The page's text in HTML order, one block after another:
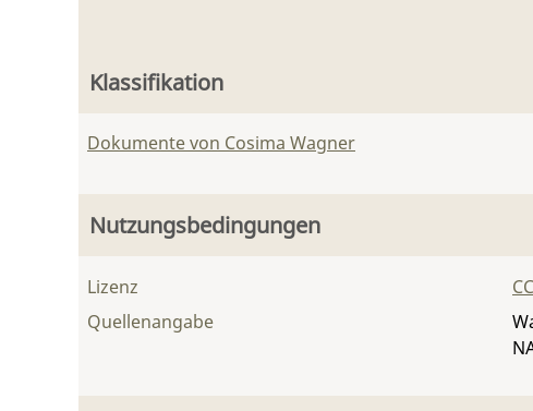
Klassifikation
Dokumente von Cosima Wagner
Nutzungsbedingungen
Lizenz
Quellenangabe